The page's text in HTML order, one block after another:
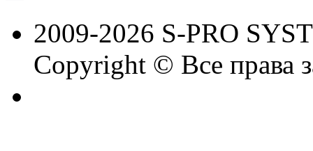
2009-2026 S-PRO
Copyright © Все права